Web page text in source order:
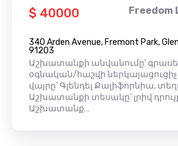
$ 40000
Freedom
340 Arden Avenue, Fremont Park,
91203
Աշխատանքի անվանումը՝
օգնական/հաշվի ներկայացուցիչ
վայրը՝ Գլենդել Քալիֆորնիա,
Աշխատանքի տեսակը՝ լրիվ
Աշխատանք…